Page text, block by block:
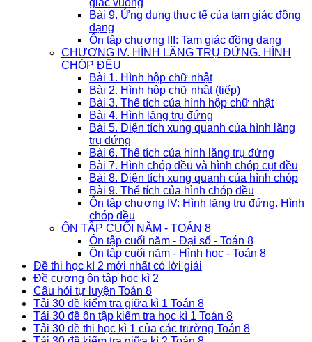
giác vuông
Bài 9. Ứng dụng thực tế của tam giác đồng
dạng
Ôn tập chương III: Tam giác đồng dạng
CHƯƠNG IV. HÌNH LĂNG TRỤ ĐỨNG. HÌNH
CHÓP ĐỀU
Bài 1. Hình hộp chữ nhật
Bài 2. Hình hộp chữ nhật (tiếp)
Bài 3. Thể tích của hình hộp chữ nhật
Bài 4. Hình lăng trụ đứng
Bài 5. Diện tích xung quanh của hình lăng
trụ đứng
Bài 6. Thể tích của hình lăng trụ đứng
Bài 7. Hình chóp đều và hình chóp cụt đều
Bài 8. Diện tích xung quanh của hình chóp
Bài 9. Thể tích của hình chóp đều
Ôn tập chương IV: Hình lăng trụ đứng. Hình
chóp đều
ÔN TẬP CUỐI NĂM - TOÁN 8
Ôn tập cuối năm - Đại số - Toán 8
Ôn tập cuối năm - Hình học - Toán 8
Đề thi học kì 2 mới nhất có lời giải
Đề cương ôn tập học kì 2
Câu hỏi tự luyện Toán 8
Tải 30 đề kiểm tra giữa kì 1 Toán 8
Tải 30 đề ôn tập kiểm tra học kì 1 Toán 8
Tải 30 đề thi học kì 1 của các trường Toán 8